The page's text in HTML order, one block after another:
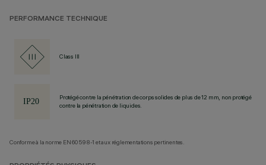
PERFORMANCE TECHNIQUE
Class III
Protégé contre la pénétration de corps solides de plus de 12 mm, non protégé
contre la pénétration de liquides.
Conforme à la norme EN60598-1 et aux réglementations pertinentes.